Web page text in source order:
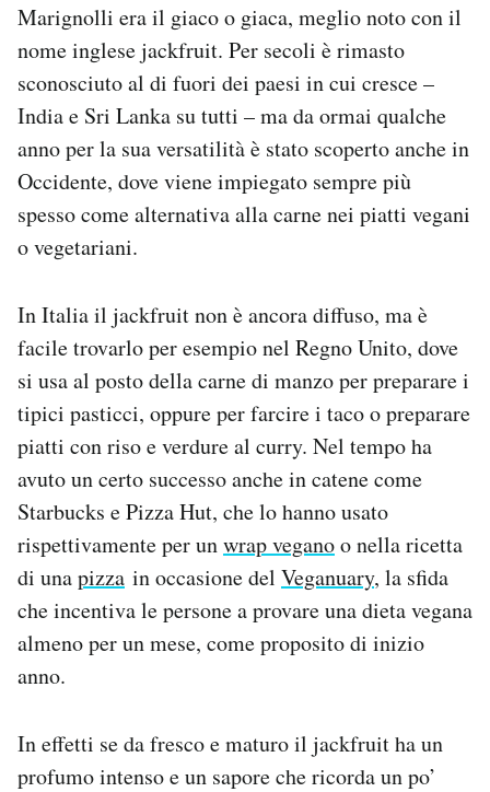
Marignolli era il giaco o giaca, meglio noto con il
nome inglese jackfruit. Per secoli è rimasto
sconosciuto al di fuori dei paesi in cui cresce –
India e Sri Lanka su tutti – ma da ormai qualche
anno per la sua versatilità è stato scoperto anche in
Occidente, dove viene impiegato sempre più
spesso come alternativa alla carne nei piatti vegani
o vegetariani.
In Italia il jackfruit non è ancora diffuso, ma è
facile trovarlo per esempio nel Regno Unito, dove
si usa al posto della carne di manzo per preparare i
tipici pasticci, oppure per farcire i taco o preparare
piatti con riso e verdure al curry. Nel tempo ha
avuto un certo successo anche in catene come
Starbucks e Pizza Hut, che lo hanno usato
rispettivamente per unwrap veganoo nella ricetta
di unapizza in occasione del Veganuary, la sfida
che incentiva le persone a provare una dieta vegana
almeno per un mese, come proposito di inizio
anno.
In effetti se da fresco e maturo il jackfruit ha un
profumo intenso e un sapore che ricorda un po’